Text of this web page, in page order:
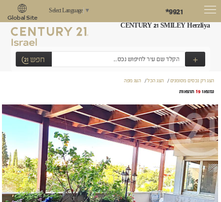
*9921
Select Language ▼
Global Site
+ חפש
CENTURY 21 SMILEY Herzliya
הצג רק נכסים מסומנים/הצג הכל/הצג מפה
נמצאו19 תוצאות